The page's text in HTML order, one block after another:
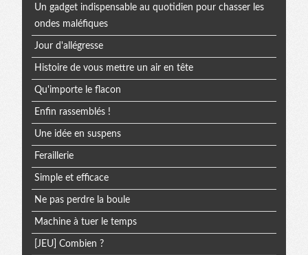
Un gadget indispensable au quotidien pour chasser les
ondes maléfiques
Jour d'allégresse
Histoire de vous mettre un air en tête
Qu'importe le flacon
Enfin rassemblés !
Une idée en suspens
Feraillerie
Simple et efficace
Ne pas perdre la boule
Machine à tuer le temps
[JEU] Combien ?